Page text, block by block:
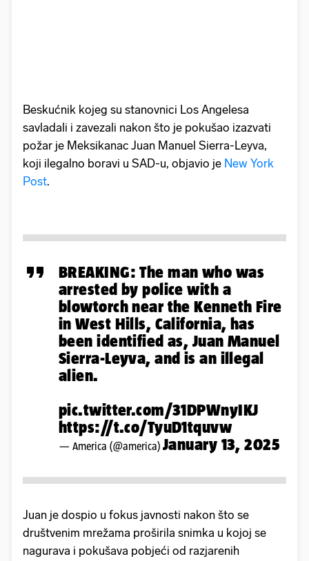
Beskućnik kojeg su stanovnici Los Angelesa
savladali i zavezali nakon što je pokušao izazvati
požar je Meksikanac Juan Manuel Sierra-Leyva,
koji ilegalno boravi u SAD-u, objavio je New York
Post.
BREAKING: The man who was
arrested by police with a
blowtorch near the Kenneth Fire
in West Hills, California, has
been identified as, Juan Manuel
Sierra-Leyva, and is an illegal
alien.
pic.twitter.com/31DPWnyIKJ
https://t.co/TyuD1tquvw
— America (@america) January 13, 2025
Juan je dospio u fokus javnosti nakon što se
društvenim mrežama proširila snimka u kojoj se
nagurava i pokušava pobjeći od razjarenih